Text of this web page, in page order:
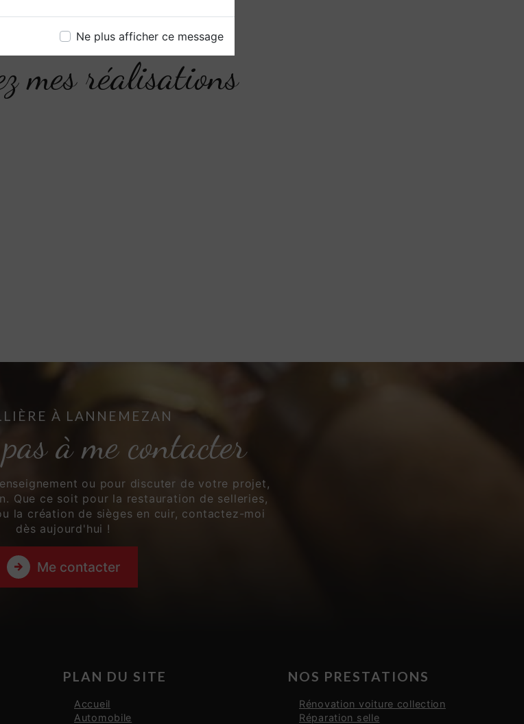
Ne plus afficher ce message
mes réalisations
À LANNEMEZAN
à me contacter
ou pour discuter de votre projet,
Que ce soit pour la restauration de selleries,
la création de sièges en cuir, contactez-moi
dès aujourd'hui !
Me contacter
PLAN DU SITE
Accueil
Automobile
NOS PRESTATIONS
Rénovation voiture collection
Réparation selle